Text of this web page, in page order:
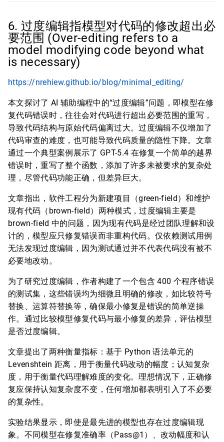
6. 过度编辑指模型对代码的修改超出必
要范围 (Over-editing refers to a
model modifying code beyond what
is necessary)
https://nrehiew.github.io/blog/minimal_editing/
本文探讨了 AI 辅助编程中的“过度编辑”问题，即模型在修
复代码错误时，往往会对代码进行超出必要范围的重写，
导致代码结构与原始代码偏离过大。过度编辑不仅增加了
代码审查的难度，也可能导致代码质量的隐性下降。文章
通过一个典型案例展示了 GPT-5.4 在修复一个简单的越界
错误时，重写了整个函数，添加了许多未被要求的复杂处
理，尽管代码功能正确，但差异巨大。
文章指出，软件工程分为新建项目（green-field）和维护
现有代码（brown-field）两种模式，过度编辑主要是
brown-field 中的问题，因为现有代码是经过团队理解和设
计的，模型应只修复错误而非重构代码。仅依赖测试用例
无法发现过度编辑，因为测试通过并不代表代码没有被不
必要地改动。
为了研究过度编辑，作者构建了一个包含 400 个程序错误
的测试集，这些错误均为细微且明确的修改，如比较符号
替换、运算符替换等，确保最小修复是错误的简单逆操
作。通过比较模型修复代码与最小修复的差异，评估模型
是否过度编辑。
文章提出了两种衡量指标：基于 Python 语法单元的
Levenshtein 距离，用于衡量代码改动的幅度；认知复杂
度，用于衡量代码理解难度的变化。理想情况下，正确修
复应保持认知复杂度不变，任何增加都表明引入了不必要
的复杂性。
实验结果显示，即使是最先进的模型也存在过度编辑现
象。不同模型在修复准确率（Pass@1）、改动幅度和认